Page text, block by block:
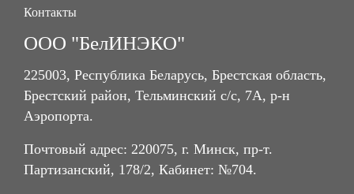
Контакты
ООО "БелИНЭКО"
225003, Республика Беларусь, Брестская область,
Брестский район, Тельминский с/с, 7А, р-н
Аэропорта.
Почтовый адрес: 220075, г. Минск, пр-т.
Партизанский, 178/2, Кабинет: №704.